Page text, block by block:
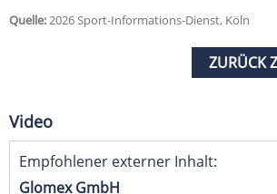
Quelle:2026 Sport-Informations-Dienst, Köln
ZURÜCK
Video
Empfohlener externer Inhalt:
Glomex GmbH